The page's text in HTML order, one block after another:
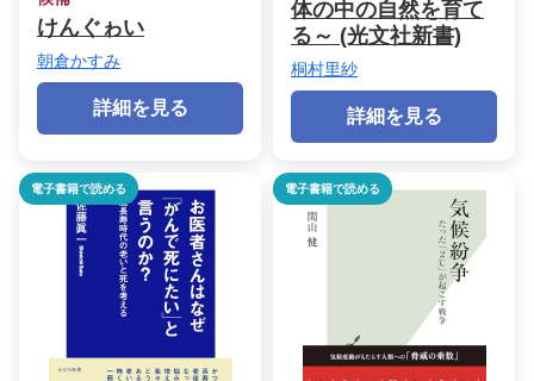
けんぐゎい
朝倉かすみ
詳細を見る
体の中の自然を育て
る～ (光文社新書)
桐村里紗
詳細を見る
電子書籍で読める 電子書籍で読める